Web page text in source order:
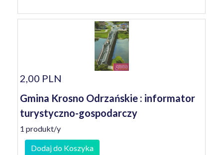
2,00 PLN
Gmina Krosno Odrzańskie : informator
turystyczno-gospodarczy
1 produkt/y
Dodaj do Koszyka